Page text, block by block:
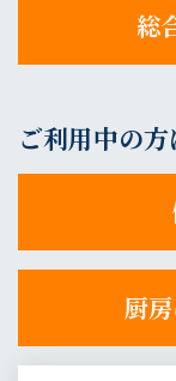
総
ご利用中の
厨